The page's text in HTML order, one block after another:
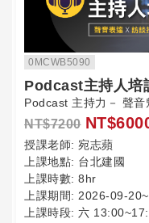
0MCWB5090
Podcast主持人培
Podcast 主持力－ 聲音
NT$7200
授課老師: 宛志蘋
上課地點: 台北建國
上課時數: 8hr
上課期間: 2026-09-
上課時段: 六